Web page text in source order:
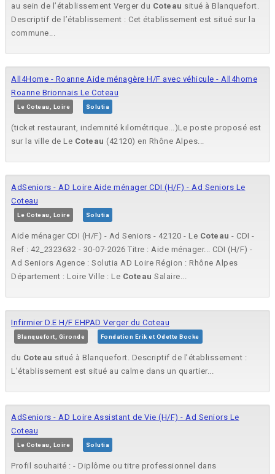
au sein de l’établissement Verger du Coteau situé à Blanquefort.
Descriptif de l’établissement : Cet établissement est situé sur la
commune...
All4Home - Roanne Aide ménagère H/F avec véhicule - All4home
Roanne Brionnais Le Coteau
Le Coteau, Loire Solutia
(ticket restaurant, indemnité kilométrique...)Le poste proposé est
sur la ville de Le Coteau (42120) en Rhône Alpes...
AdSeniors - AD Loire Aide ménager CDI (H/F) - Ad Seniors Le
Coteau
Le Coteau, Loire Solutia
Aide ménager CDI (H/F) - Ad Seniors - 42120 - Le Coteau - CDI -
Ref : 42_2323632 - 30-07-2026 Titre : Aide ménager... CDI (H/F) -
Ad Seniors Agence : Solutia AD Loire Région : Rhône Alpes
Département : Loire Ville : Le Coteau Salaire...
Infirmier D.E H/F EHPAD Verger du Coteau
Blanquefort, Gironde Fondation Erik et Odette Bocke
du Coteau situé à Blanquefort. Descriptif de l’établissement :
L'établissement est situé au calme dans un quartier...
AdSeniors - AD Loire Assistant de Vie (H/F) - Ad Seniors Le
Coteau
Le Coteau, Loire Solutia
Profil souhaité : - Diplôme ou titre professionnel dans